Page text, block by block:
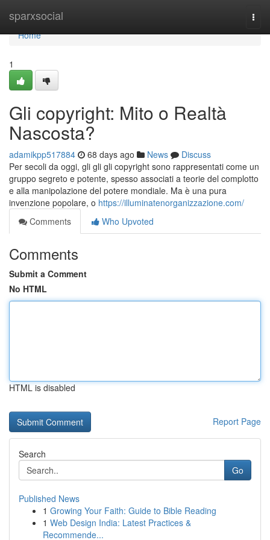
sparxsocial
Home
Home
1
Gli copyright: Mito o Realtà
Nascosta?
adamikpp517884 68 days ago News
Discuss
Per secoli da oggi, gli gli gli copyright sono rappresentati come un
gruppo segreto e potente, spesso associati a teorie del complotto
e alla manipolazione del potere mondiale. Ma è una pura
invenzione popolare, o https://illuminatenorganizzazione.com/
Comments
Who Upvoted
Comments
Submit a Comment
No HTML
HTML is disabled
Report Page
Search
Go
Published News
1 Growing Your Faith: Guide to Bible Reading
1 Web Design India: Latest Practices &
Recommende...